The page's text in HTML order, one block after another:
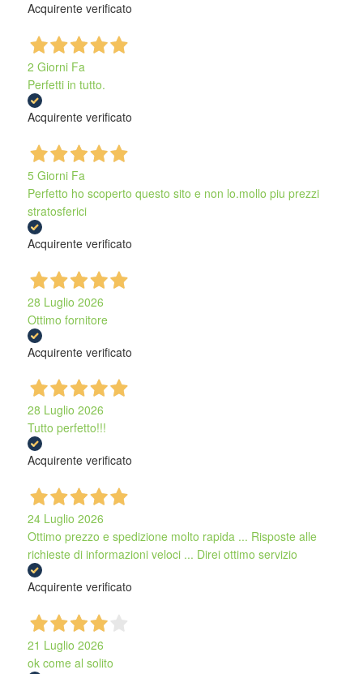
Acquirente verificato
2 Giorni Fa
Perfetti in tutto.
Acquirente verificato
5 Giorni Fa
Perfetto ho scoperto questo sito e non lo.mollo piu prezzi
stratosferici
Acquirente verificato
28 Luglio 2026
Ottimo fornitore
Acquirente verificato
28 Luglio 2026
Tutto perfetto!!!
Acquirente verificato
24 Luglio 2026
Ottimo prezzo e spedizione molto rapida ... Risposte alle
richieste di informazioni veloci ... Direi ottimo servizio
Acquirente verificato
21 Luglio 2026
ok come al solito